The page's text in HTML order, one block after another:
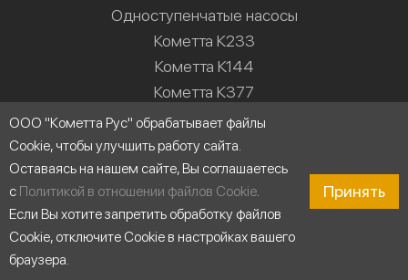
Одноступенчатые насосы
Кометта К233
Кометта К144
Кометта К377
Кометта К610
Кометта К987
Кометта К55М
Решения
Насосные станции
ООО "Кометта Рус" обрабатывает файлы
Cookie, чтобы улучшить работу сайта.
Оставаясь на нашем сайте, Вы соглашаетесь
с Политикой в отношении файлов Cookie.
Если Вы хотите запретить обработку файлов
Cookie, отключите Cookie в настройках вашего
браузера.
Принять